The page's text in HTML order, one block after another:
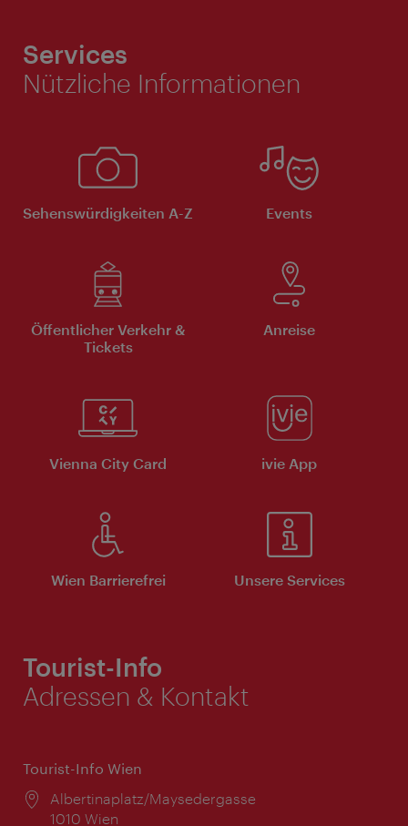
Services
Nützliche Informationen
Sehenswürdigkeiten A-Z Events
Öffentlicher Verkehr &
Tickets
Anreise
Vienna City Card ivie App
Wien Barrierefrei Unsere Services
Tourist-Info
Adressen & Kontakt
Tourist-Info Wien
Ort:
Albertinaplatz/Maysedergasse
1010 Wien